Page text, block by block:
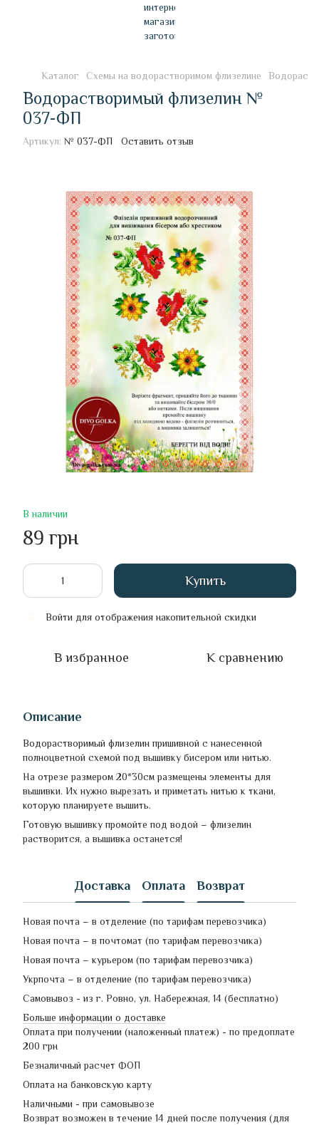
Каталог Схемы на водорастворимом флизелине
Водорастворимый флизелин №
037-ФП
Артикул: № 037-ФП Оставить отзыв
В наличии
89 грн
Купить
Войти для отображения накопительной скидки
В избранное К сравнению
Описание
Водорастворимый флизелин пришивной с нанесенной
полноцветной схемой под вышивку бисером или нитью.
На отрезе размером 20*30см размещены элементы для
вышивки. Их нужно вырезать и приметать нитью к ткани,
которую планируете вышить.
Готовую вышивку промойте под водой – флизелин
растворится, а вышивка останется!
Доставка Оплата Возврат
Новая почта – в отделение (по тарифам перевозчика)
Новая почта – в почтомат (по тарифам перевозчика)
Новая почта – курьером (по тарифам перевозчика)
Укрпочта – в отделение (по тарифам перевозчика)
Самовывоз - из г. Ровно, ул. Набережная, 14 (бесплатно)
Больше информации о доставке
Оплата при получении (наложенный платеж) - по предоплате
200 грн
Безналичный расчет ФОП
Оплата на банковскую карту
Наличными - при самовывозе
Возврат возможен в течение 14 дней после получения (для